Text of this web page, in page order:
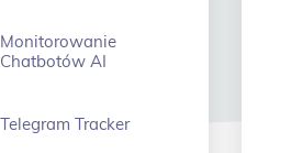
Monitorowanie
Chatbotów AI
Telegram Tracker